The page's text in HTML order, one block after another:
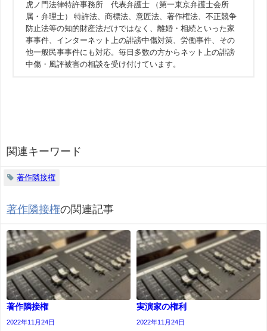
虎ノ門法律特許事務所 代表弁護士 （第一東京弁護士会所
属・弁理士） 特許法、商標法、意匠法、著作権法、不正競争
防止法等の知的財産法だけではなく、離婚・相続といった家
事事件、インターネット上の誹謗中傷対策、労働事件、その
他一般民事事件にも対応。毎日多数の方からネット上の誹謗
中傷・風評被害の相談を受け付けています。
関連キーワード
著作隣接権
著作隣接権の関連記事
著作隣接権
2022年11月24日
実演家の権利
2022年11月24日